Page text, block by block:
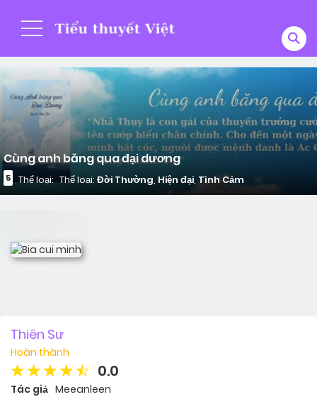
Cùng anh băng qua đại dương
5 Thể loại: Thể loại: Đời Thường, Hiện đại, Tình Cảm
Thiên Sư
Hoàn thành
0.0
Tác giả Meeanleen